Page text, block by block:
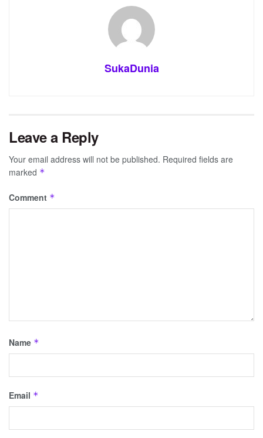
SukaDunia
Leave a Reply
Your email address will not be published. Required fields are
marked *
Comment *
Name *
Email *